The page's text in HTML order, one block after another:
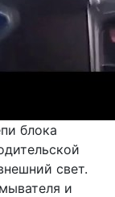
блока
свет.
и